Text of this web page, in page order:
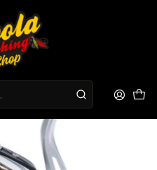
Spinning
4000 5+1bb 6.2:1